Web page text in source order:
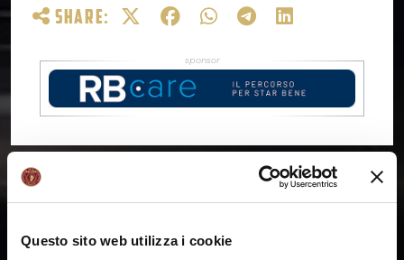
Questo sito web utilizza i cookie
SHARE: